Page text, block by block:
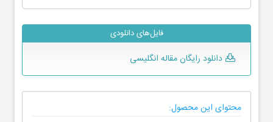
فایل‌های دانلودی
دانلود رایگان مقاله انگلیسی
محتوای این محصول: